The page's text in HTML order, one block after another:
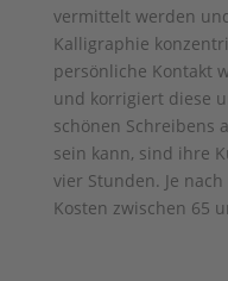
vermittelt werden
Kalligraphie
persönliche Kontakt
und korrigiert diese
schönen Schreibens
sein kann, sind ihre
vier Stunden. Je
Kosten zwischen 65